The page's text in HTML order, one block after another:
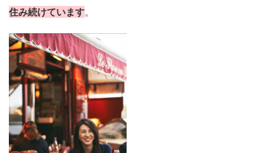
住み続けています。